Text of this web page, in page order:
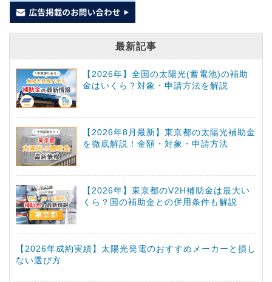
最新記事
【2026年】全国の太陽光(蓄電池)の補助
金はいくら？対象・申請方法を解説
【2026年8月最新】東京都の太陽光補助金
を徹底解説！金額・対象・申請方法
【2026年】東京都のV2H補助金は最大い
くら？国の補助金との併用条件も解説
【2026年成約実績】太陽光発電のおすすめメーカーと損し
ない選び方